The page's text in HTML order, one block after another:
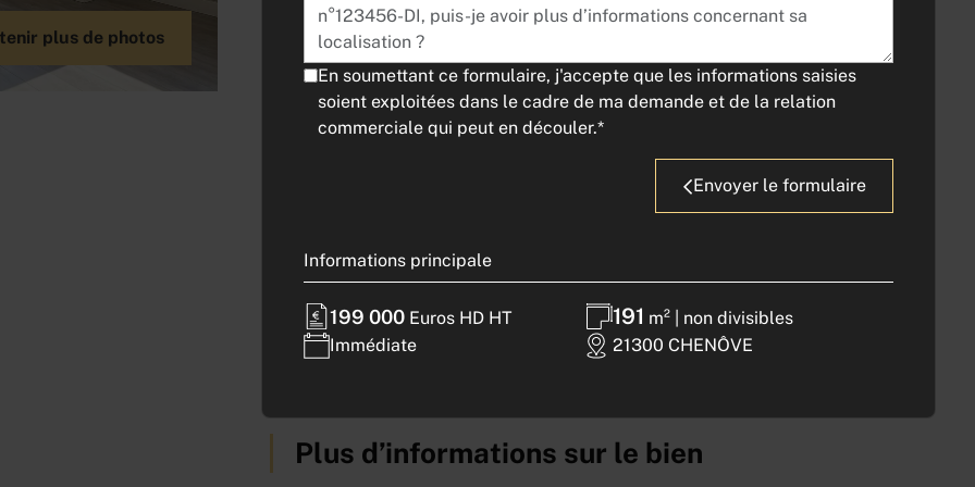
En soumettant ce formulaire, j'accepte que les informations saisies
soient exploitées dans le cadre de ma demande et de la relation
commerciale qui peut en découler.*
Envoyer le formulaire
Informations principale
199 000 Euros HD HT 191 m² | non divisibles
Immédiate
21300 CHENÔVE
plus de photos Description
EXCLUSIVITE PROGESTIM
Au sein du Parc des Grands Crus à Chenôve, dans un
plateau de bureaux situé au premier étage d'une surface
six bureaux individuels, d'une salle de réunion ainsi que
d'un local social avec coin cuisine.
Le bien bénéficie d'un système de chauffage individuel
électrique, d'une climatisation réversible, ainsi que 8
Plus d’informations sur le bien